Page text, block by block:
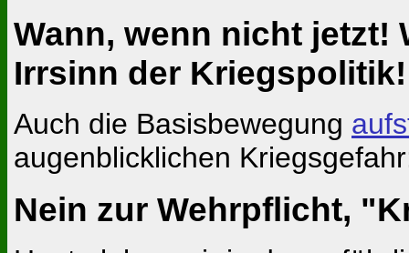
Wann, wenn nicht jetzt!
Irrsinn der Kriegspolitik!
Auch die Basisbewegung
augenblicklichen
Nein zur Wehrpflicht,